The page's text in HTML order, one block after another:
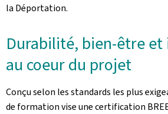
la Déportation.
Durabilité, bien-être
au coeur du projet
Conçu selon les standards les plus
de formation vise une certification